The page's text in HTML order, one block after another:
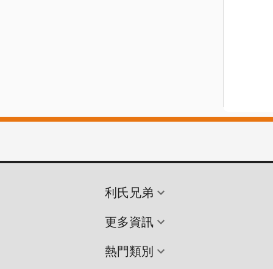
利氏兄弟
更多資訊
熱門類別